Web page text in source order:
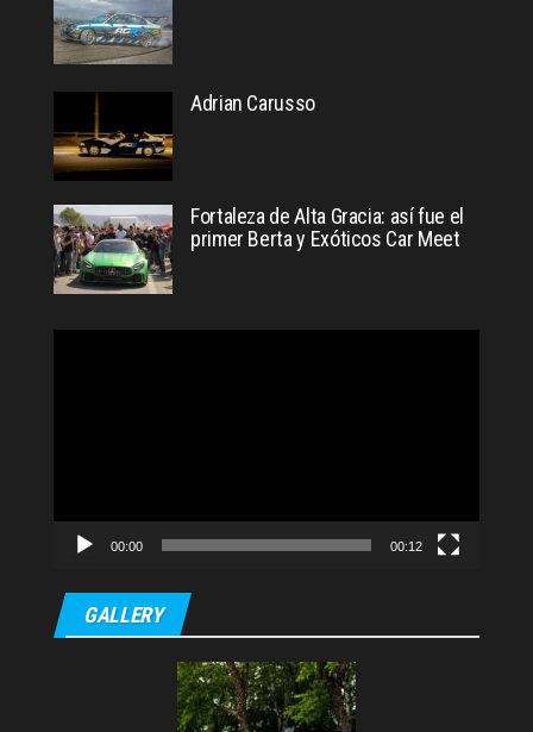
Adrian Carusso
Fortaleza de Alta Gracia: así fue el
primer Berta y Exóticos Car Meet
00:00 00:12
GALLERY